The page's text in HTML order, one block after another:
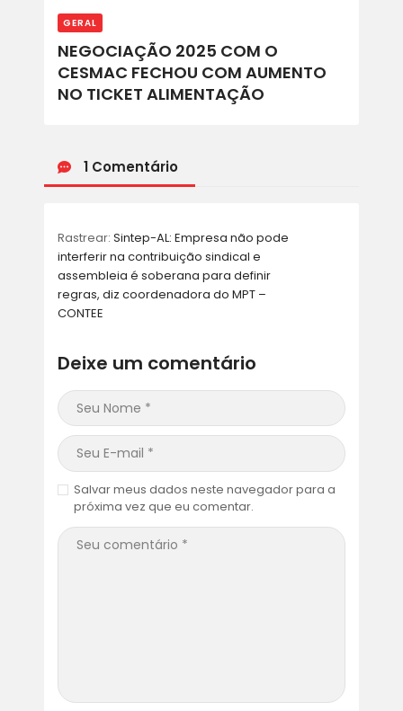
GERAL
NEGOCIAÇÃO 2025 COM O
CESMAC FECHOU COM AUMENTO
NO TICKET ALIMENTAÇÃO
1 Comentário
Rastrear: Sintep-AL: Empresa não pode
interferir na contribuição sindical e
assembleia é soberana para definir
regras, diz coordenadora do MPT –
CONTEE
Deixe um comentário
Salvar meus dados neste navegador para a
próxima vez que eu comentar.